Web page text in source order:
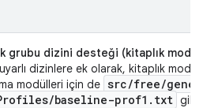
grubu dizini desteği (kitaplık
dizinlere ek olarak, kitaplık
modülleri için de src/free/
/baseline-prof1 . txt gibi